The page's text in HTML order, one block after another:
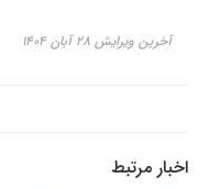
آخرین ویرایش ۲۸ آبان ۱۴۰۴
اخبار مرتبط